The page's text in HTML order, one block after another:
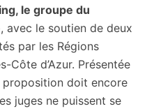
le groupe du
, avec le soutien de deux
par les Régions
Côte d’Azur. Présentée
doit encore
juges ne puissent se